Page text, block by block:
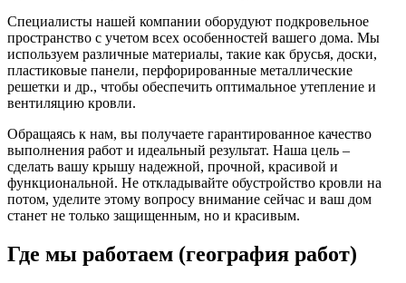
Специалисты нашей компании оборудуют подкровельное
пространство с учетом всех особенностей вашего дома. Мы
используем различные материалы, такие как брусья, доски,
пластиковые панели, перфорированные металлические
решетки и др., чтобы обеспечить оптимальное утепление и
вентиляцию кровли.
Обращаясь к нам, вы получаете гарантированное качество
выполнения работ и идеальный результат. Наша цель –
сделать вашу крышу надежной, прочной, красивой и
функциональной. Не откладывайте обустройство кровли на
потом, уделите этому вопросу внимание сейчас и ваш дом
станет не только защищенным, но и красивым.
Где мы работаем (география работ)